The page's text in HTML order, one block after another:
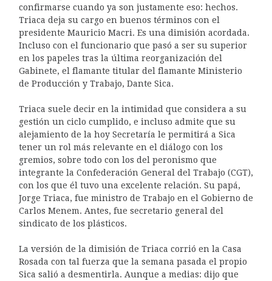
confirmarse cuando ya son justamente eso: hechos.
Triaca deja su cargo en buenos términos con el
presidente Mauricio Macri. Es una dimisión acordada.
Incluso con el funcionario que pasó a ser su superior
en los papeles tras la última reorganización del
Gabinete, el flamante titular del flamante Ministerio
de Producción y Trabajo, Dante Sica.
Triaca suele decir en la intimidad que considera a su
gestión un ciclo cumplido, e incluso admite que su
alejamiento de la hoy Secretaría le permitirá a Sica
tener un rol más relevante en el diálogo con los
gremios, sobre todo con los del peronismo que
integrante la Confederación General del Trabajo (CGT),
con los que él tuvo una excelente relación. Su papá,
Jorge Triaca, fue ministro de Trabajo en el Gobierno de
Carlos Menem. Antes, fue secretario general del
sindicato de los plásticos.
La versión de la dimisión de Triaca corrió en la Casa
Rosada con tal fuerza que la semana pasada el propio
Sica salió a desmentirla. Aunque a medias: dijo que